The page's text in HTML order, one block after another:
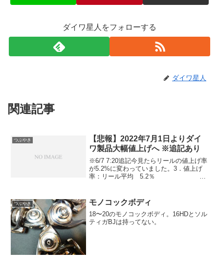
ダイワ星人をフォローする
ダイワ星人
関連記事
つぶやき
【悲報】2022年7月1日よりダイ
ワ製品大幅値上げへ ※追記あり
※6/7 7:20追記今見たらリールの値上げ率
が5.2%に変わっていました。3．値上げ
率：リール平均 5.2％ ロ
違っていたときの引用もありますし。ダ
イ...
つぶやき モノコックボディ
18〜20のモノコックボディ。16HDとソル
ティガBJは持ってない。